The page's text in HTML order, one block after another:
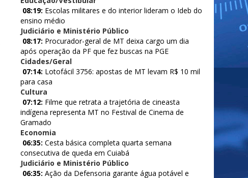
08:19: Escolas militares e do interior lideram o Ideb do
ensino médio
Judiciário e Ministério Público
08:17: Procurador-geral de MT deixa cargo um dia
após operação da PF que fez buscas na PGE
Cidades/Geral
07:14: Lotofácil 3756: apostas de MT levam R$ 10 mil
para casa
Cultura
07:12: Filme que retrata a trajetória de cineasta
indígena representa MT no Festival de Cinema de
Gramado
Economia
06:35: Cesta básica completa quarta semana
consecutiva de queda em Cuiabá
Judiciário e Ministério Público
06:35: Ação da Defensoria garante água potável e